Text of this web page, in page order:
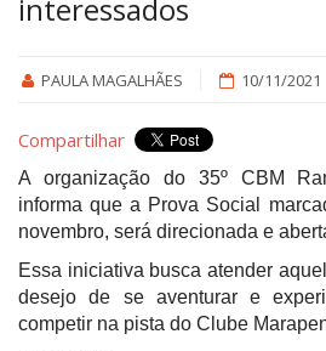
interessados
PAULA MAGALHÃES 10/11/2021
Compartilhar
A organização do 35º CBM
informa que a Prova Social
novembro, será direcionada e
Essa iniciativa busca atender
desejo de se aventurar e
competir na pista do Clube